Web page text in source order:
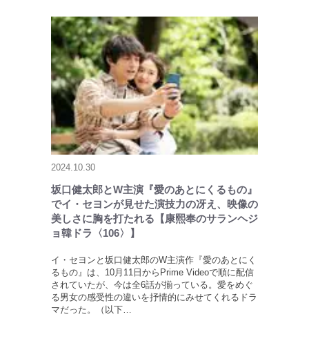
2024.10.30
坂口健太郎とW主演『愛のあとにくるもの』
でイ・セヨンが見せた演技力の冴え、映像の
美しさに胸を打たれる【康熙奉のサランヘジ
ョ韓ドラ〈106〉】
イ・セヨンと坂口健太郎のW主演作『愛のあとにく
るもの』は、10月11日からPrime Videoで順に配信
されていたが、今は全6話が揃っている。愛をめぐ
る男女の感受性の違いを抒情的にみせてくれるドラ
マだった。（以下…